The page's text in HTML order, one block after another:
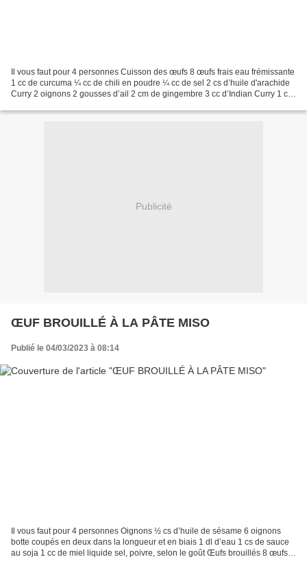
Il vous faut pour 4 personnes Cuisson des œufs 8 œufs frais eau frémissante
1 cc de curcuma ¼ cc de chili en poudre ¼ cc de sel 2 cs d’huile d'arachide
Curry 2 oignons 2 gousses d’ail 2 cm de gingembre 3 cc d’Indian Curry 1 cc
Publicité
ŒUF BROUILLÉ À LA PÂTE MISO
Publié le 04/03/2023 à 08:14
Il vous faut pour 4 personnes Oignons ½ cs d’huile de sésame 6 oignons
botte coupés en deux dans la longueur et en biais 1 dl d’eau 1 cs de sauce
au soja 1 cc de miel liquide sel, poivre, selon le goût Œufs brouillés 8 œufs